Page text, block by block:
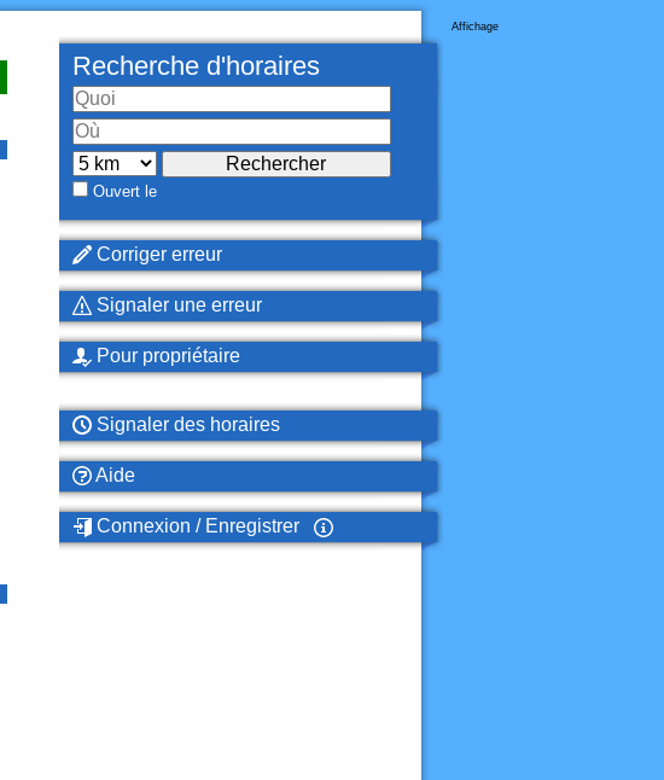
Affichage
Recherche d'horaires
Ouvert le
Corriger erreur
Signaler une erreur
Pour propriétaire
Signaler des horaires
Aide
Connexion / Enregistrer